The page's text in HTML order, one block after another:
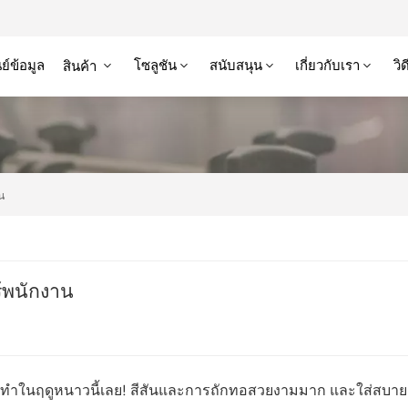
ข้อมูล สินค้า โซลูชัน สนับสนุน เกี่ยวกับเรา วิ
พนักงาน
ในฤดูหนาวนี้เลย! สีสันและการถักทอสวยงามมาก และใส่สบา